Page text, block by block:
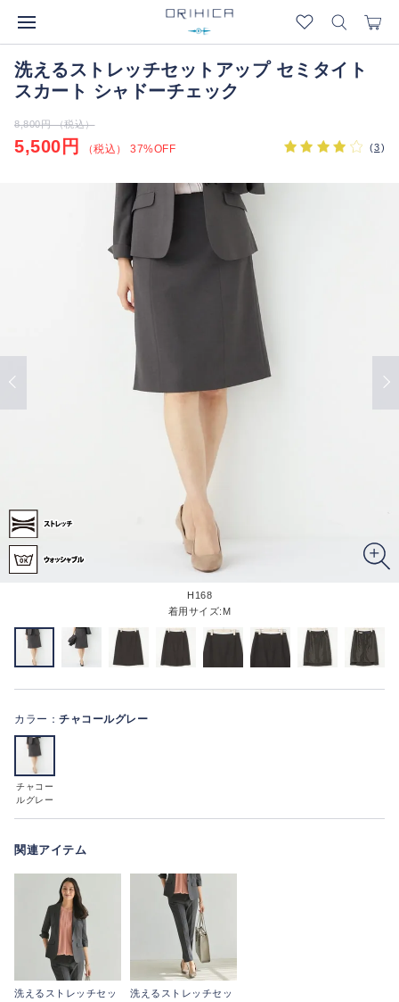
洗えるストレッチセットアップ セミタイト
スカート シャドーチェック
8,800円 （税込）
5,500円 （税込） 37%OFF (3)
H168
着用サイズ:M
カラー： チャコールグレー
チャコー
ルグレー
関連アイテム
洗えるストレッチセッ
洗えるストレッチセッ